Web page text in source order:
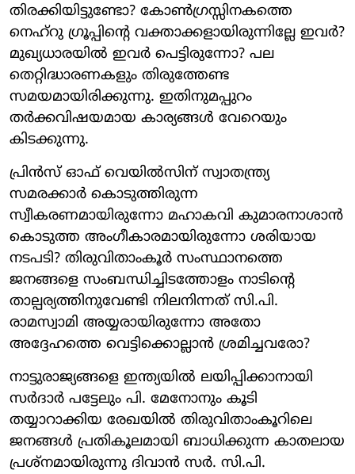
തിരക്കിയിട്ടുണ്ടോ? കോണ്‍ഗ്രസ്സിനകത്തെ
നെഹ്‌റു ഗ്രൂപ്പിന്റെ വക്താക്കളായിരുന്നില്ലേ ഇവര്‍?
മുഖ്യധാരയില്‍ ഇവര്‍ പെട്ടിരുന്നോ? പല
തെറ്റിദ്ധാരണകളും തിരുത്തേണ്ട
സമയമായിരിക്കുന്നു. ഇതിനുമപ്പുറം
തര്‍ക്കവിഷയമായ കാര്യങ്ങള്‍ വേറെയും
കിടക്കുന്നു.
പ്രിന്‍സ് ഓഫ് വെയില്‍സിന് സ്വാതന്ത്ര്യ
സമരക്കാര്‍ കൊടുത്തിരുന്ന
സ്വീകരണമായിരുന്നോ മഹാകവി കുമാരനാശാന്‍
കൊടുത്ത അംഗീകാരമായിരുന്നോ ശരിയായ
നടപടി? തിരുവിതാംകൂര്‍ സംസ്ഥാനത്തെ
ജനങ്ങളെ സംബന്ധിച്ചിടത്തോളം നാടിന്റെ
താല്പര്യത്തിനുവേണ്ടി നിലനിന്നത് സി.പി.
രാമസ്വാമി അയ്യരായിരുന്നോ അതോ
അദ്ദേഹത്തെ വെട്ടിക്കൊല്ലാന്‍ ശ്രമിച്ചവരോ?
നാട്ടുരാജ്യങ്ങളെ ഇന്ത്യയില്‍ ലയിപ്പിക്കാനായി
സര്‍ദാര്‍ പട്ടേലും പി. മേനോനും കൂടി
തയ്യാറാക്കിയ രേഖയില്‍ തിരുവിതാംകൂറിലെ
ജനങ്ങള്‍ പ്രതികൂലമായി ബാധിക്കുന്ന കാതലായ
പ്രശ്‌നമായിരുന്നു ദിവാന്‍ സര്‍. സി.പി.